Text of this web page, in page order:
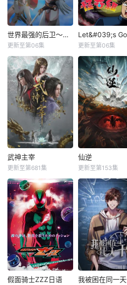
世界最强的后卫～迷宫国的新人探索者～
更新至第06集 更新至第06集
武神主宰
更新至第681集
仙逆
更新至第153集
假面骑士ZZZ日语